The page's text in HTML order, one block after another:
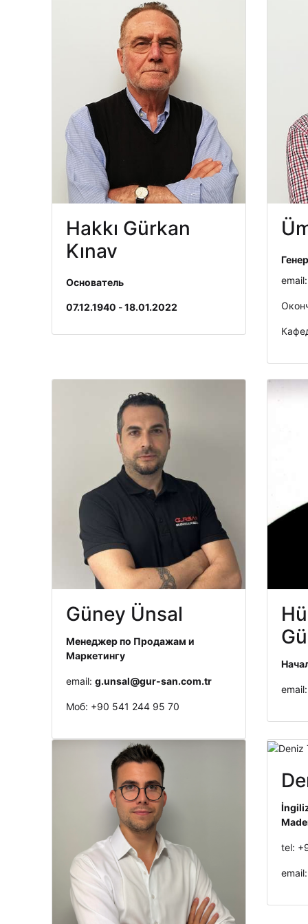
Hakkı Gürkan
Kınav
Основатель
07.12.1940 -18.01.2022
email:
Güney Ünsal
Менеджер по Продажам и
Маркетингу
email: g.unsal@gur-san.com.tr
Моб: +90 541 244 95 70
email:
tel:
email: